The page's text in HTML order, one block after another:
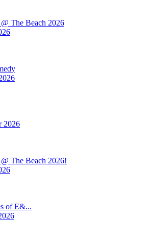
The Beach 2026
2026
The Beach 2026!
of E&...